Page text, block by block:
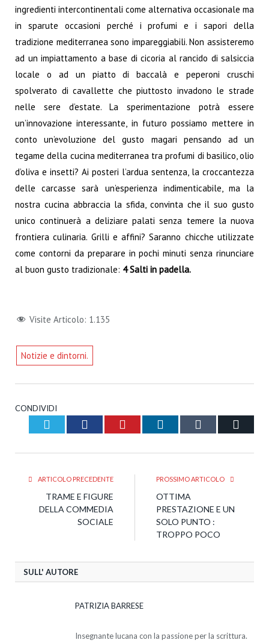
ingredienti intercontinentali come alternativa occasionale ma
in sparute occasioni perché i profumi e i sapori della
tradizione mediterranea sono impareggiabili. Non assisteremo
ad un impiattamento a base di cicoria al rancido di salsiccia
locale o ad un piatto di baccalà e peperoni cruschi
spolverato di cavallette che piuttosto invadono le strade
nelle sere d’estate. La sperimentazione potrà essere
un’innovazione interessante, in futuro possiamo mettere in
conto un’evoluzione del gusto magari pensando ad un
tegame della cucina mediterranea tra profumi di basilico, olio
d’oliva e insetti? Ai posteri l’ardua sentenza, la croccantezza
delle carcasse sarà un’esperienza indimenticabile, ma la
nostra cucina abbraccia la sfida, convinta che il suo gusto
unico continuerà a deliziare palati senza temere la nuova
frontiera culinaria. Grilli e affini? Saranno chicche utilizzate
come contorni da preparare in pochi minuti senza rinunciare
al buon gusto tradizionale: 4 Salti in padella.
Visite Articolo: 1.135
Notizie e dintorni.
CONDIVIDI
Twitter Facebook Pinterest LinkedIn Tumblr
ARTICOLO PRECEDENTE
TRAME E FIGURE
DELLA COMMEDIA
SOCIALE
PROSSIMO ARTICOLO
OTTIMA
PRESTAZIONE E UN
SOLO PUNTO :
TROPPO POCO
SULL' AUTORE
PATRIZIA BARRESE
Insegnante lucana con la passione per la scrittura.